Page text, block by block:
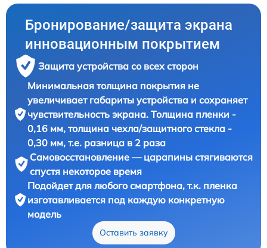
Бронирование/защита экрана
инновационным покрытием
Защита устройства со всех сторон
Минимальная толщина покрытия не
увеличивает габариты устройства и сохраняет
чувствительность экрана. Толщина пленки -
0,16 мм, толщина чехла/защитного стекла -
0,30 мм, т.е. разница в 2 раза
Самовосстановление — царапины стягиваются
спустя некоторое время
Подойдет для любого смартфона, т.к. пленка
изготавливается под каждую конкретную
модель
Оставить заявку